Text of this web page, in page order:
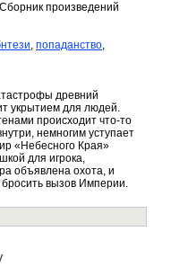
произведений
, попаданство,
древний
укрытием для людей.
происходит что-то
немногим уступает
«Небесного Края»
для игрока,
объявлена охота, и
вызов Империи.